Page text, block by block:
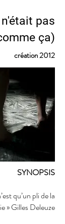
pas
ça)
création 2012
SYNOPSIS
qu’un pli de la
» Gilles Deleuze